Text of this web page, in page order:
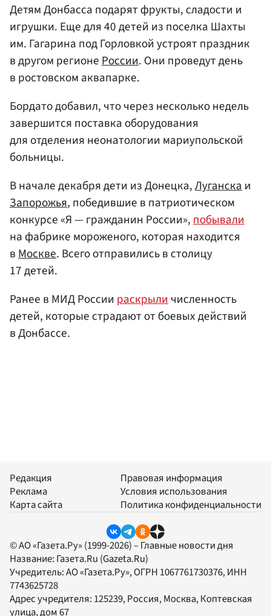
Детям Донбасса подарят фрукты, сладости и
игрушки. Еще для 40 детей из поселка Шахты
им. Гагарина под Горловкой устроят праздник
в другом регионе России. Они проведут день
в ростовском аквапарке.
Бордато добавил, что через несколько недель
завершится поставка оборудования
для отделения неонатологии мариупольской
больницы.
В начале декабря дети из Донецка,Луганскаи
Запорожья, победившие в патриотическом
конкурсе «Я — гражданин России»,побывали
на фабрике мороженого, которая находится
вМоскве. Всего отправились в столицу
17 детей.
Ранее в МИД России раскрыличисленность
детей, которые страдают от боевых действий
в Донбассе.
Редакция
Реклама
Карта сайта
Правовая информация
Условия использования
Политика конфиденциальности
© АО «Газета.Ру» (1999-2026) – Главные новости дня
Название: Газета.Ru (Gazeta.Ru)
Учредитель:АО «Газета.Ру», ОГРН 1067761730376, ИНН
7743625728
Адрес учредителя: 125239, Россия, Москва, Коптевская
улица, дом 67